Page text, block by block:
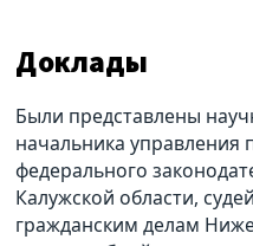
Доклады
Были представлены
начальника управления
федерального
Калужской области,
гражданским делам